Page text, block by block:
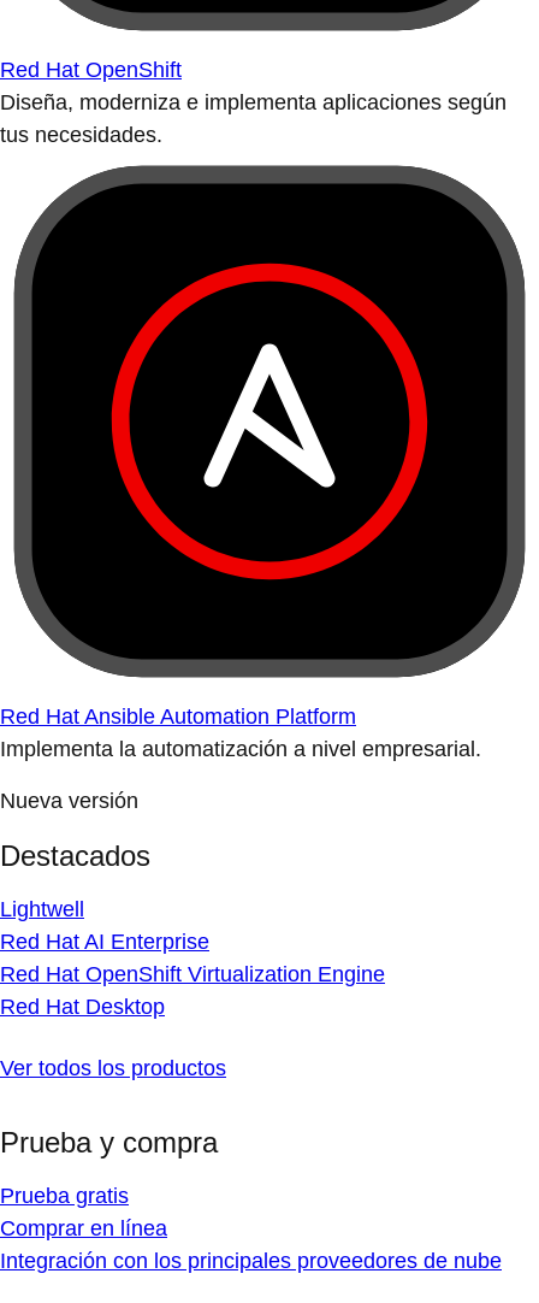
Red Hat OpenShift
Diseña, moderniza e implementa aplicaciones según
tus necesidades.
Red Hat Ansible Automation Platform
Implementa la automatización a nivel empresarial.
Nueva versión
Destacados
Lightwell
Red Hat AI Enterprise
Red Hat OpenShift Virtualization Engine
Red Hat Desktop
Ver todos los productos
Prueba y compra
Prueba gratis
Comprar en línea
Integración con los principales proveedores de nube